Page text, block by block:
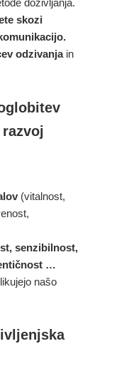
doživljanja.
skozi
odzivanjain
(vitalnost,
senzibilnost,
…
našo